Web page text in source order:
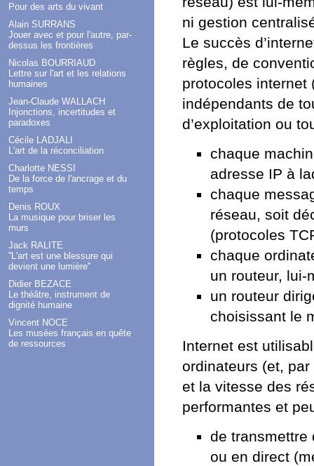
Pour des arts du vivant
Alain SURRANS
Jouer avec et pour l'autre, par-
dessus les frontières
Nicolas BOURRIAUD
Lettre sur l'art et les relations
humaines
Jean-Claude WALLACH
Injonctions, incertitudes et
paradoxes
Cécile LADJALI
L'art de la réconciliation
Charlotte NESSI
De la force de l'ancrage et du
temps
Denis ROUX
La musique pour briser les
murs
Jack RALITE
''L'art est une blessure qui
devient une lumière''
Didier BEZACE
Le théâtre, instrument de
dignité humaine
Vincent NOCE
Les musées français en quête
de ressources
ni gestion
Le succès
règles, de
protocoles internet
indépendants de
d’exploitation ou
chaque
adresse IP à
chaque
réseau, soit
(protocoles
chaque
un routeur, lui-
un routeur
choisissant le
Internet est
ordinateurs (et,
et la vitesse des
performantes et
de transmettre
ou en direct